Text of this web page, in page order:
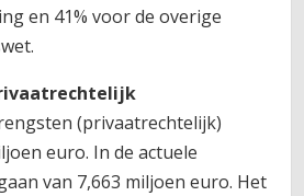
en 41% voor de overige
(privaatrechtelijk)
euro. In de actuele
van 7,663 miljoen euro. Het